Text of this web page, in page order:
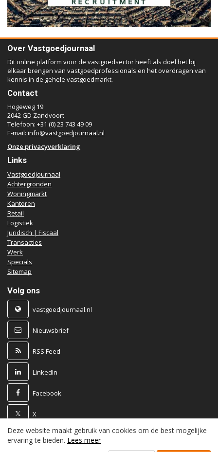
Over Vastgoedjournaal
Dit online platform voor de vastgoedsector heeft als doel het bij
elkaar brengen van vastgoedprofessionals en het overdragen van
kennis in de gehele vastgoedmarkt.
Contact
Hogeweg 19
2042 GD Zandvoort
Telefoon: +31 (0) 23 743 49 09
E-mail: info@vastgoedjournaal.nl
Onze privacyverklaring
Links
Vastgoedjournaal
Achtergronden
Woningmarkt
Kantoren
Retail
Logistiek
Juridisch | Fiscaal
Transacties
Werk
Specials
Sitemap
Volg ons
vastgoedjournaal.nl
Nieuwsbrief
RSS Feed
LinkedIn
Facebook
X
Powered by
Deze website maakt gebruik van cookies om de best mogelijke
ervaring te bieden. Lees meer